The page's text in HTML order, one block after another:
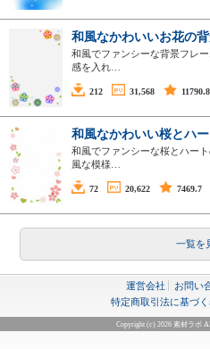
和風なかわいいお花の
和風でファンシーな背景フレ
感を入れ…
212 31,568 11790.8
和風なかわいい桜とハ
和風でファンシーな桜とハー
風な模様…
72 20,622 7469.7
一覧を
運営会社 お問い
特定商取引法に基づ
Copyright (c) 2026 素材ラボ